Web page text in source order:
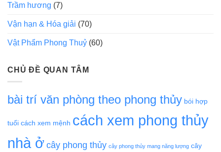
Trầm hương (7)
Vận hạn & Hóa giải (70)
Vật Phẩm Phong Thuỷ (60)
CHỦ ĐỀ QUAN TÂM
bài trí văn phòng theo phong thủy bói hợp
tuổi cách xem mệnh cách xem phong thủy
nhà ở cây phong thủy cây phong thủy mang năng lượng cây